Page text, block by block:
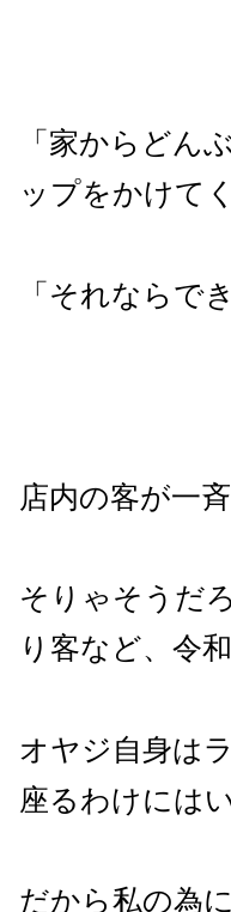
「家からどん
ップをかけて
「それならで
店内の客が一
そりゃそうだ
り客など、令
オヤジ自身は
座るわけには
だから私の為